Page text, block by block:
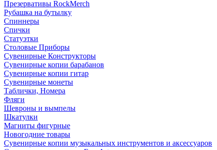
Презервативы RockMerch
Рубашка на бутылку
Спиннеры
Спички
Статуэтки
Столовые Приборы
Сувенирные Конструкторы
Сувенирные копии барабанов
Сувенирные копии гитар
Сувенирные монеты
Таблички, Номера
Фляги
Шевроны и вымпелы
Шкатулки
Магниты фигурные
Новогодние товары
Сувенирные копии музыкальных инструментов и аксессуаров